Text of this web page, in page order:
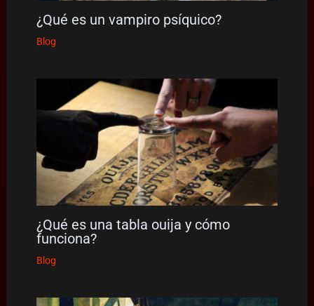
¿Qué es un vampiro psíquico?
Blog
¿Qué es una tabla ouija y cómo
funciona?
Blog